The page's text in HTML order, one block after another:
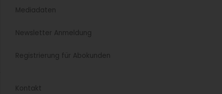
Mediadaten
Newsletter Anmeldung
Registrierung für Abokunden
Kontakt